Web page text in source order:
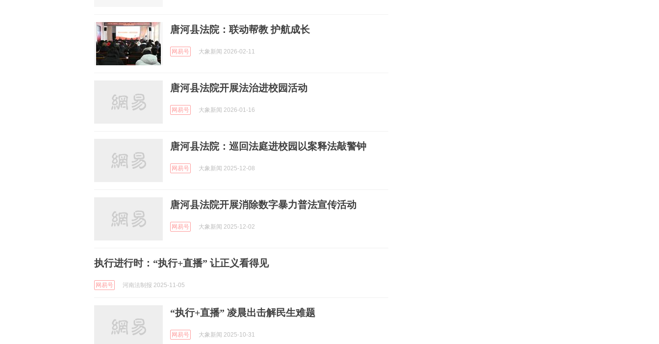
唐河县法院：联动帮教 护航成长
网易号 大象新闻 2026-02-11
唐河县法院开展法治进校园活动
网易号 大象新闻 2026-01-16
唐河县法院：巡回法庭进校园以案释法敲警钟
网易号 大象新闻 2025-12-08
唐河县法院开展消除数字暴力普法宣传活动
网易号 大象新闻 2025-12-02
执行进行时：“执行+直播” 让正义看得见
网易号 河南法制报 2025-11-05
“执行+直播” 凌晨出击解民生难题
网易号 大象新闻 2025-10-31